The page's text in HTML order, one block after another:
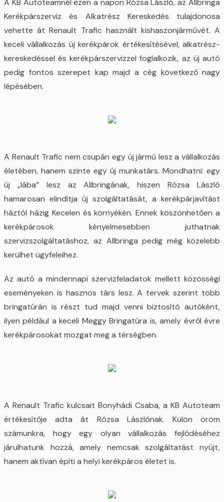
A KB Autoteamnél ezen a napon Rózsa László, az Allbringa
Kerékpárszerviz és Alkatrész Kereskedés tulajdonosa
vehette át Renault Trafic használt kishaszonjárművét. A
keceli vállalkozás új kerékpárok értékesítésével, alkatrész-
kereskedéssel és kerékpárszervizzel foglalkozik, az új autó
pedig fontos szerepet kap majd a cég következő nagy
lépésében.
A Renault Trafic nem csupán egy új jármű lesz a vállalkozás
életében, hanem szinte egy új munkatárs. Mondhatni: egy
új „lába” lesz az Allbringának, hiszen Rózsa László
hamarosan elindítja új szolgáltatását, a kerékpárjavítást
háztól házig Kecelen és környékén. Ennek köszönhetően a
kerékpárosok kényelmesebben juthatnak
szervizszolgáltatáshoz, az Allbringa pedig még közelebb
kerülhet ügyfeleihez.
Az autó a mindennapi szervizfeladatok mellett közösségi
eseményeken is hasznos társ lesz. A tervek szerint több
bringatúrán is részt tud majd venni biztosító autóként,
ilyen például a keceli Meggy Bringatúra is, amely évről évre
kerékpárosokat mozgat meg a térségben.
A Renault Trafic kulcsait Bonyhádi Csaba, a KB Autoteam
értékesítője adta át Rózsa Lászlónak. Külön öröm
számunkra, hogy egy olyan vállalkozás fejlődéséhez
járulhatunk hozzá, amely nemcsak szolgáltatást nyújt,
hanem aktívan építi a helyi kerékpáros életet is.